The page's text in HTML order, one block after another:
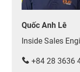
Quốc Anh Lê
Inside Sales
+84 28 3636